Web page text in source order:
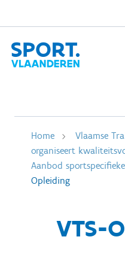
Home Vlaamse
organiseert
Aanbod
Opleiding
VTS-